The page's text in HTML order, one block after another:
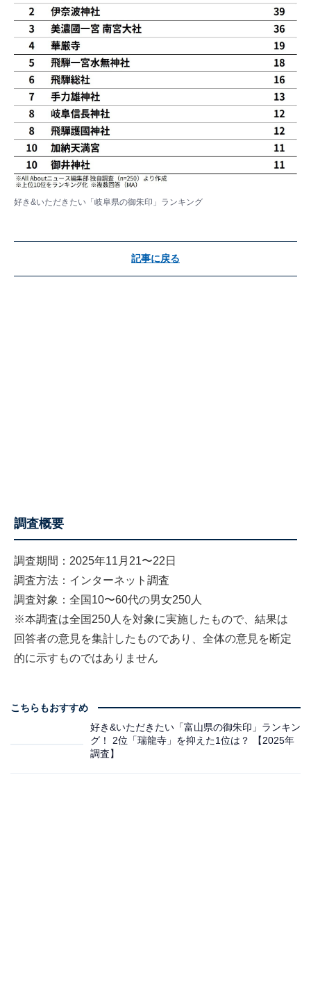
好き&いただきたい「岐阜県の御朱印」ランキング
記事に戻る
調査概要
調査期間：2025年11月21〜22日
調査方法：インターネット調査
調査対象：全国10〜60代の男女250人
※本調査は全国250人を対象に実施したもので、結果は
回答者の意見を集計したものであり、全体の意見を断定
的に示すものではありません
こちらもおすすめ
好き&いただきたい「富山県の御朱印」ランキン
グ！ 2位「瑞龍寺」を抑えた1位は？ 【2025年
調査】